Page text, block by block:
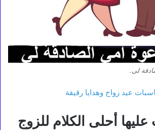
لى.
عيد زواج وهدايا رقيقة
أحلى الكلام للزوج